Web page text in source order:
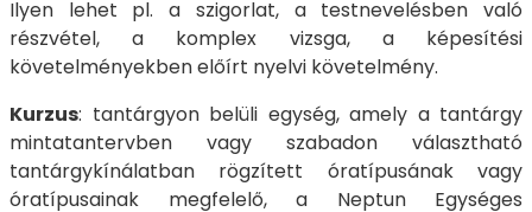
Ilyen lehet pl. a szigorlat, a testnevelésben való
részvétel, a komplex vizsga, a képesítési
követelményekben előírt nyelvi követelmény.
Kurzus: tantárgyon belüli egység, amely a tantárgy
mintatantervben vagy szabadon választható
tantárgykínálatban rögzített óratípusának vagy
óratípusainak megfelelő, a Neptun Egységes